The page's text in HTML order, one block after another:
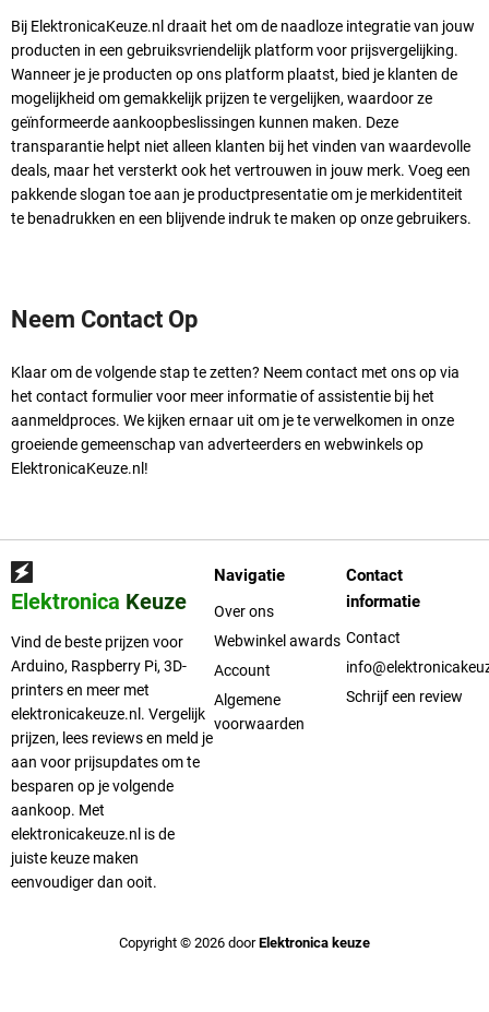
Bij ElektronicaKeuze.nl draait het om de naadloze integratie van jouw
producten in een gebruiksvriendelijk platform voor prijsvergelijking.
Wanneer je je producten op ons platform plaatst, bied je klanten de
mogelijkheid om gemakkelijk prijzen te vergelijken, waardoor ze
geïnformeerde aankoopbeslissingen kunnen maken. Deze
transparantie helpt niet alleen klanten bij het vinden van waardevolle
deals, maar het versterkt ook het vertrouwen in jouw merk. Voeg een
pakkende slogan toe aan je productpresentatie om je merkidentiteit
te benadrukken en een blijvende indruk te maken op onze gebruikers.
Neem Contact Op
Klaar om de volgende stap te zetten? Neem contact met ons op via
het contact formuliervoor meer informatie of assistentie bij het
aanmeldproces. We kijken ernaar uit om je te verwelkomen in onze
groeiende gemeenschap van adverteerders en webwinkels op
ElektronicaKeuze.nl!
Elektronica Keuze
Vind de beste prijzen voor
Arduino, Raspberry Pi, 3D-
printers en meer met
elektronicakeuze.nl. Vergelijk
prijzen, lees reviews en meld je
aan voor prijsupdates om te
besparen op je volgende
aankoop. Met
elektronicakeuze.nl is de
juiste keuze maken
eenvoudiger dan ooit.
Navigatie
Over ons
Webwinkel awards
Account
Algemene
voorwaarden
Contact
informatie
Contact
Schrijf een review
Copyright © 2026 doorElektronica keuze